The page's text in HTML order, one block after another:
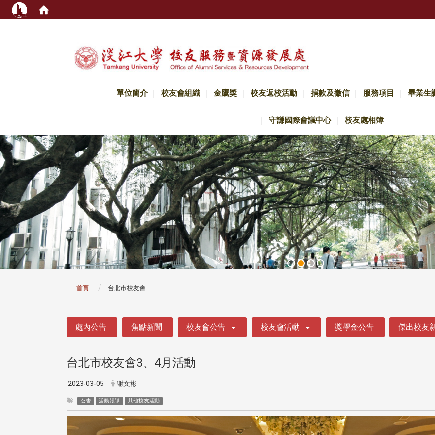
單位簡介 校友會組織 金鷹獎 校友返校活動 捐款及徵信 服務項目 畢業生
守謙國際會議中心 校友處相簿
首頁 台北市校友會
處內公告 焦點新聞 校友會公告 校友會活動 獎學金公告 傑出校友
台北市校友會3、4月活動
2023-03-05 謝文彬
公告 活動報導 其他校友活動